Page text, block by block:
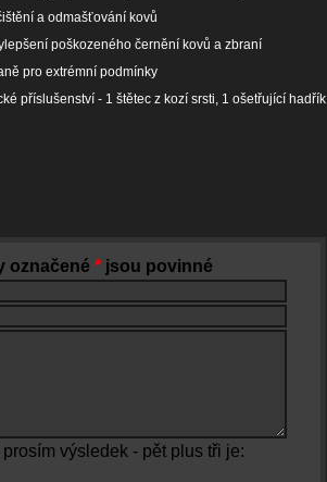
a odmašťování kovů
poškozeného černění kovů a zbraní
pro extrémní podmínky
příslušenství - 1 štětec z kozí srsti, 1 ošetřující hadřík
označené * jsou povinné
prosím výsledek - pět plus tři je: